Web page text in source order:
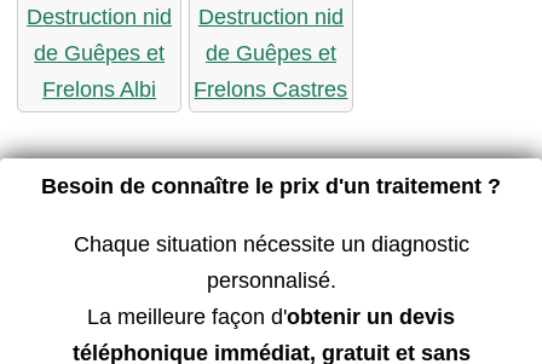
Destruction nid
de Guêpes et
Frelons Albi
Destruction nid
de Guêpes et
Frelons Castres
Besoin de connaître le prix d'un traitement ?
Chaque situation nécessite un diagnostic
personnalisé.
La meilleure façon d'obtenir un devis
téléphonique immédiat, gratuit et sans